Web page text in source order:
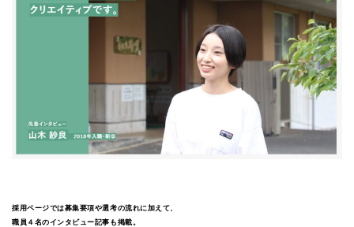
採用ページでは募集要項や選考の流れに加えて、
職員４名のインタビュー記事も掲載。